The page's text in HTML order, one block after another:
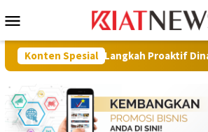
ke
Mobile
Konten Spesial
Langkah Proaktif Dinas Perkim